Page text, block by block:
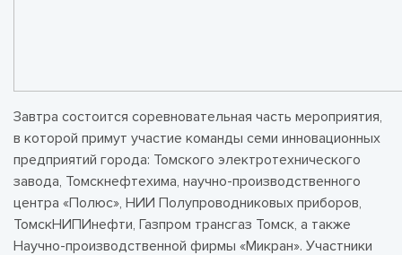
Завтра состоится соревновательная часть мероприятия,
в которой примут участие команды семи инновационных
предприятий города: Томского электротехнического
завода, Томскнефтехима, научно-производственного
центра «Полюс», НИИ Полупроводниковых приборов,
ТомскНИПИнефти, Газпром трансгаз Томск, а также
Научно-производственной фирмы «Микран». Участники